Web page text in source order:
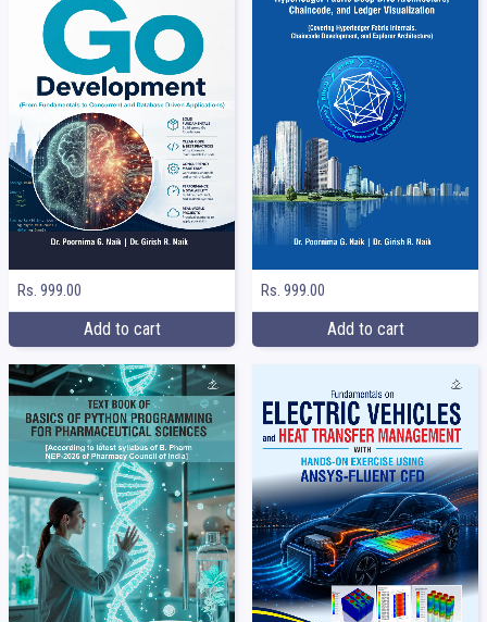
Rs. 999.00
Add to cart
Rs. 999.00
Add to cart